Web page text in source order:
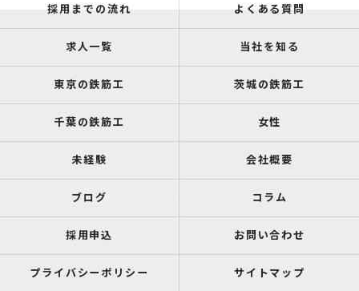
採用までの流れ よくある質問
求人一覧 当社を知る
東京の鉄筋工 茨城の鉄筋工
千葉の鉄筋工 女性
未経験 会社概要
ブログ コラム
採用申込 お問い合わせ
プライバシーポリシー サイトマップ